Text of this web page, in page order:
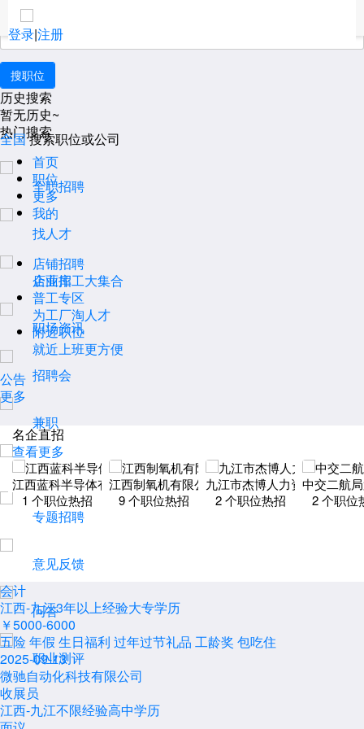
登录|注册
全国 搜索职位或公司
全职招聘
找人才
企业库
职场资讯
招聘会
兼职
积分商城
专题招聘
意见反馈
问答
职业测评
店铺招聘
店面招工大集合
普工专区
为工厂淘人才
附近职位
就近上班更方便
公告
更多
名企直招
查看更多
江西蓝科半导体有限公司
1 个职位热招
江西制氧机有限公司
9个职位热招
九江市杰博人力资源有限公司
2个职位热招
中交二航
2个职位
会计
江西-九江3年以上经验大专学历
￥5000-6000
五险年假 生日福利 过年过节礼品 工龄奖 包吃住
2025-09-13
微驰自动化科技有限公司
收展员
江西-九江不限经验高中学历
职位搜索
历史搜索
暂无历史~
热门搜索
首页
职位
更多
我的